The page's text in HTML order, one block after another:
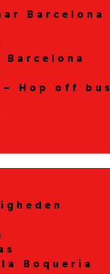
Barcelona
– Hop off
Boqueria